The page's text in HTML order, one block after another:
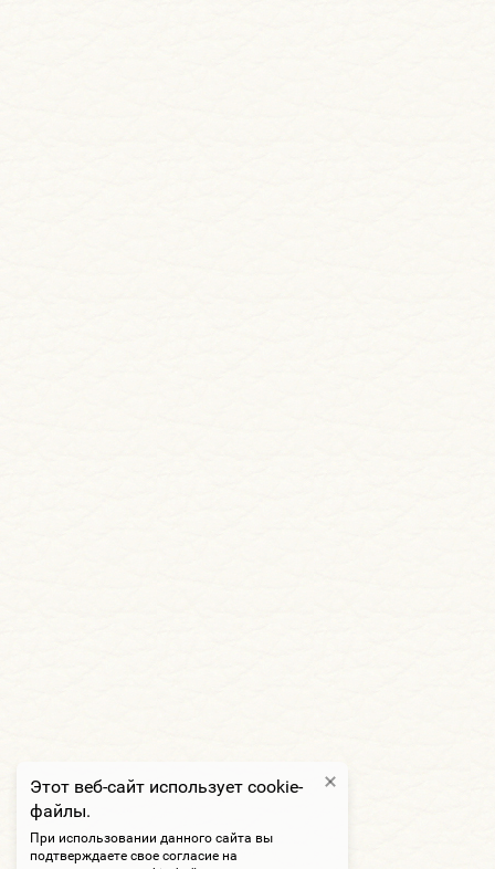
Этот веб-сайт использует cookie-
файлы.
При использовании данного сайта вы
подтверждаете свое согласие на